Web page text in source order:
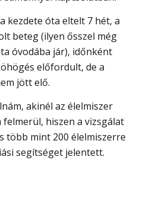
kezdete óta eltelt 7 hét, a
beteg (ilyen ősszel még
óvodába jár), időnként
előfordult, de a
jött elő.
akinél az élelmiszer
hiszen a vizsgálat
több mint 200 élelmiszerre
segítséget jelentett.